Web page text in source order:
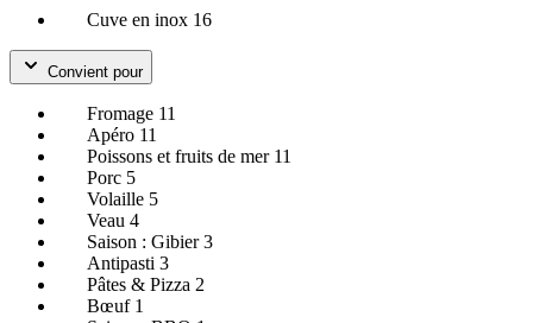
Cuve en inox 16
Convient pour
Fromage 11
Apéro 11
Poissons et fruits de mer 11
Porc 5
Volaille 5
Veau 4
Saison : Gibier3
Antipasti 3
Pâtes & Pizza 2
Bœuf 1